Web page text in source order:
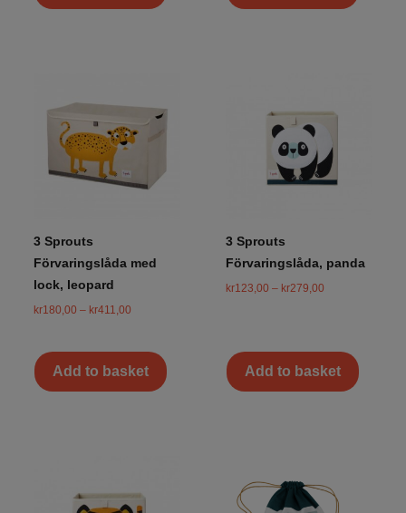
3 Sprouts
Förvaringslåda med
lock, leopard
kr180,00 – kr411,00
Add to basket
3 Sprouts
Förvaringslåda, panda
kr123,00 – kr279,00
Add to basket